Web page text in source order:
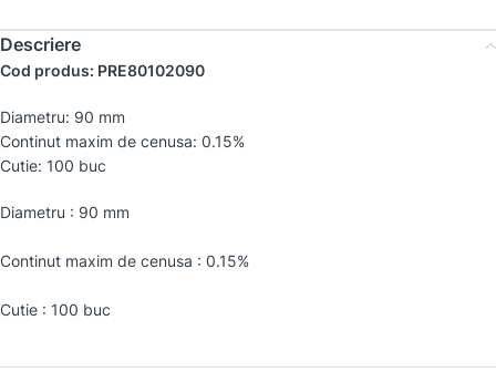
Descriere
Cod produs: PRE80102090
Diametru: 90 mm
Continut maxim de cenusa: 0.15%
Cutie: 100 buc
Diametru : 90 mm
Continut maxim de cenusa : 0.15%
Cutie : 100 buc